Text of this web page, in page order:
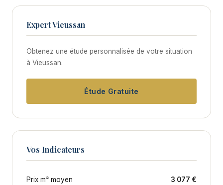
Expert Vieussan
Obtenez une étude personnalisée de votre situation
à Vieussan.
Étude Gratuite
Vos Indicateurs
Prix m² moyen 3 077 €